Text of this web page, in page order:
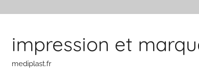
impression et
mediplast.fr